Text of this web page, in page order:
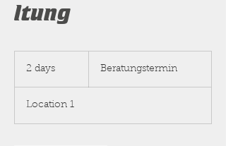
ltung
2 days
y
s
Beratungstermin
Location 1